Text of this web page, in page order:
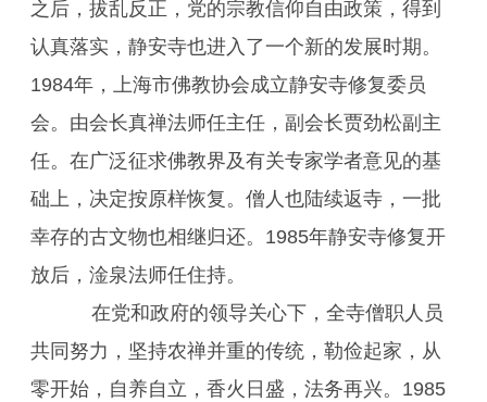
之后，拔乱反正，党的宗教信仰自由政策，得到
认真落实，静安寺也进入了一个新的发展时期。
1984年，上海市佛教协会成立静安寺修复委员
会。由会长真禅法师任主任，副会长贾劲松副主
任。在广泛征求佛教界及有关专家学者意见的基
础上，决定按原样恢复。僧人也陆续返寺，一批
幸存的古文物也相继归还。1985年静安寺修复开
放后，淦泉法师任住持。
在党和政府的领导关心下，全寺僧职人员
共同努力，坚持农禅并重的传统，勒俭起家，从
零开始，自养自立，香火日盛，法务再兴。1985